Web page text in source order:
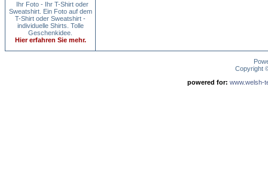
Ihr Foto - Ihr T-Shirt oder
Sweatshirt. Ein Foto auf dem
T-Shirt oder Sweatshirt -
individuelle Shirts. Tolle
Geschenkidee.
Hier erfahren Sie mehr.
Copyright
powered for: www.welsh-